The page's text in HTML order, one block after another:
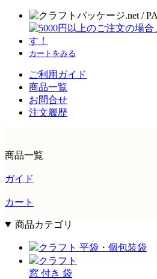
カートをみる
ご利用ガイド
商品一覧
お問合せ
注文履歴
商品一覧
ガイド
カート
商品カテゴリ
クラフト 平袋・個包装袋
クラフト
窓 付き 袋